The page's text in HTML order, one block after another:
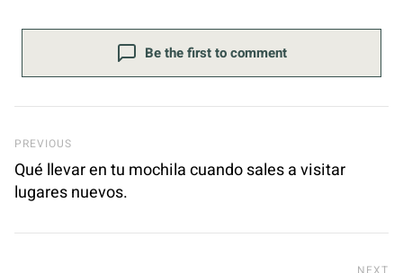
Be the first to comment
Previous Post
PREVIOUS
Qué llevar en tu mochila cuando sales a visitar
lugares nuevos.